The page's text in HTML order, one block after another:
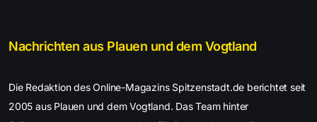
Nachrichten aus Plauen und dem Vogtland
Die Redaktion des Online-Magazins Spitzenstadt.de berichtet seit
2005 aus Plauen und dem Vogtland. Das Team hinter